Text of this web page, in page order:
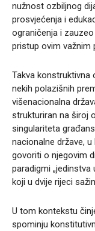
nužnost ozbiljnog
prosvjećenja i
ograničenja i
pristup ovim važnim
Takva konstruktivna
nekih polazišnih
višenacionalna
strukturiran na široj
singulariteta
nacionalne države,
govoriti o njegovim
paradigmi
koji u dvije rijeci
U tom kontekstu
spominju